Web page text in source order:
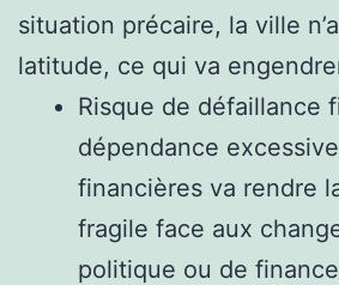
situation précaire, la ville
latitude, ce qui va
Risque de défaillance
dépendance
financières va rendre
fragile face aux
politique ou de